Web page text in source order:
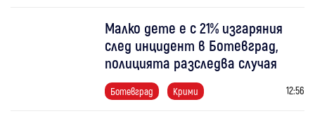
Малко дете е с 21% изгаряния
след инцидент в Ботевград,
полицията разследва случая
Ботевград Крими 12:56